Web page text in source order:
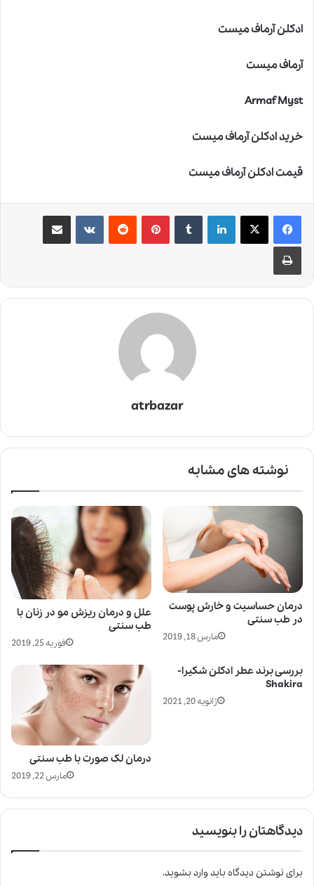
ادکلن آرماف میست
آرماف میست
Armaf Myst
خرید ادکلن آرماف میست
قیمت ادکلن آرماف میست
لینکدین ‫تامبلر ‫پین‌ترست‫رددیت ‫VKontakteاشتراک گذاری از طریق ایمیل
چاپ
atrbazar
نوشته های مشابه
علل و درمان ریزش مو در زنان با
طب سنتی
فوریه 25, 2019
درمان حساسیت و خارش پوست
در طب سنتی
مارس 18, 2019
درمان لک صورت با طب سنتی
مارس 22, 2019
بررسی برند عطر ادکلن شکیرا-
Shakira
ژانویه 20, 2021
دیدگاهتان را بنویسید
برای نوشتن دیدگاه بایدوارد بشوید.